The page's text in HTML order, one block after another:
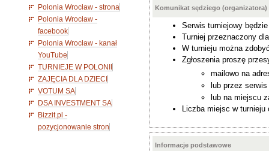
Polonia Wrocław - strona
Polonia Wrocław -
facebook
Polonia Wrocław - kanał
YouTube
TURNIEJE W POLONII
ZAJĘCIA DLA DZIECI
VOTUM SA
DSA INVESTMENT SA
Bizzit.pl -
pozycjonowanie stron
Komunikat sędziego (organizatora)
Serwis turniejowy
Turniej przeznaczony
W turnieju można
Zgłoszenia proszę
mailowo na
lub przez
lub na miejscu
Liczba miejsc w turnieju
Informacje podstawowe